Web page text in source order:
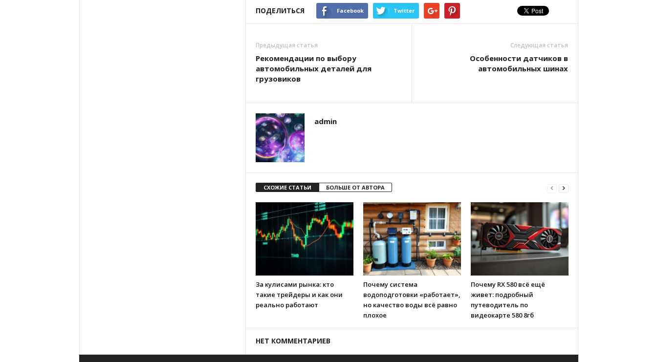
ПОДЕЛИТЬСЯ Facebook Twitter
Предыдущая статья
Рекомендации по выбору
автомобильных деталей для
грузовиков
Следующая статья
Особенности датчиков в
автомобильных шинах
admin
СХОЖИЕ СТАТЬИ БОЛЬШЕ ОТ АВТОРА
За кулисами рынка: кто
такие трейдеры и как они
реально работают
Почему система
водоподготовки «работает»,
но качество воды всё равно
плохое
Почему RX 580 всё ещё
живет: подробный
путеводитель по
видеокарте 580 8гб
НЕТ КОММЕНТАРИЕВ